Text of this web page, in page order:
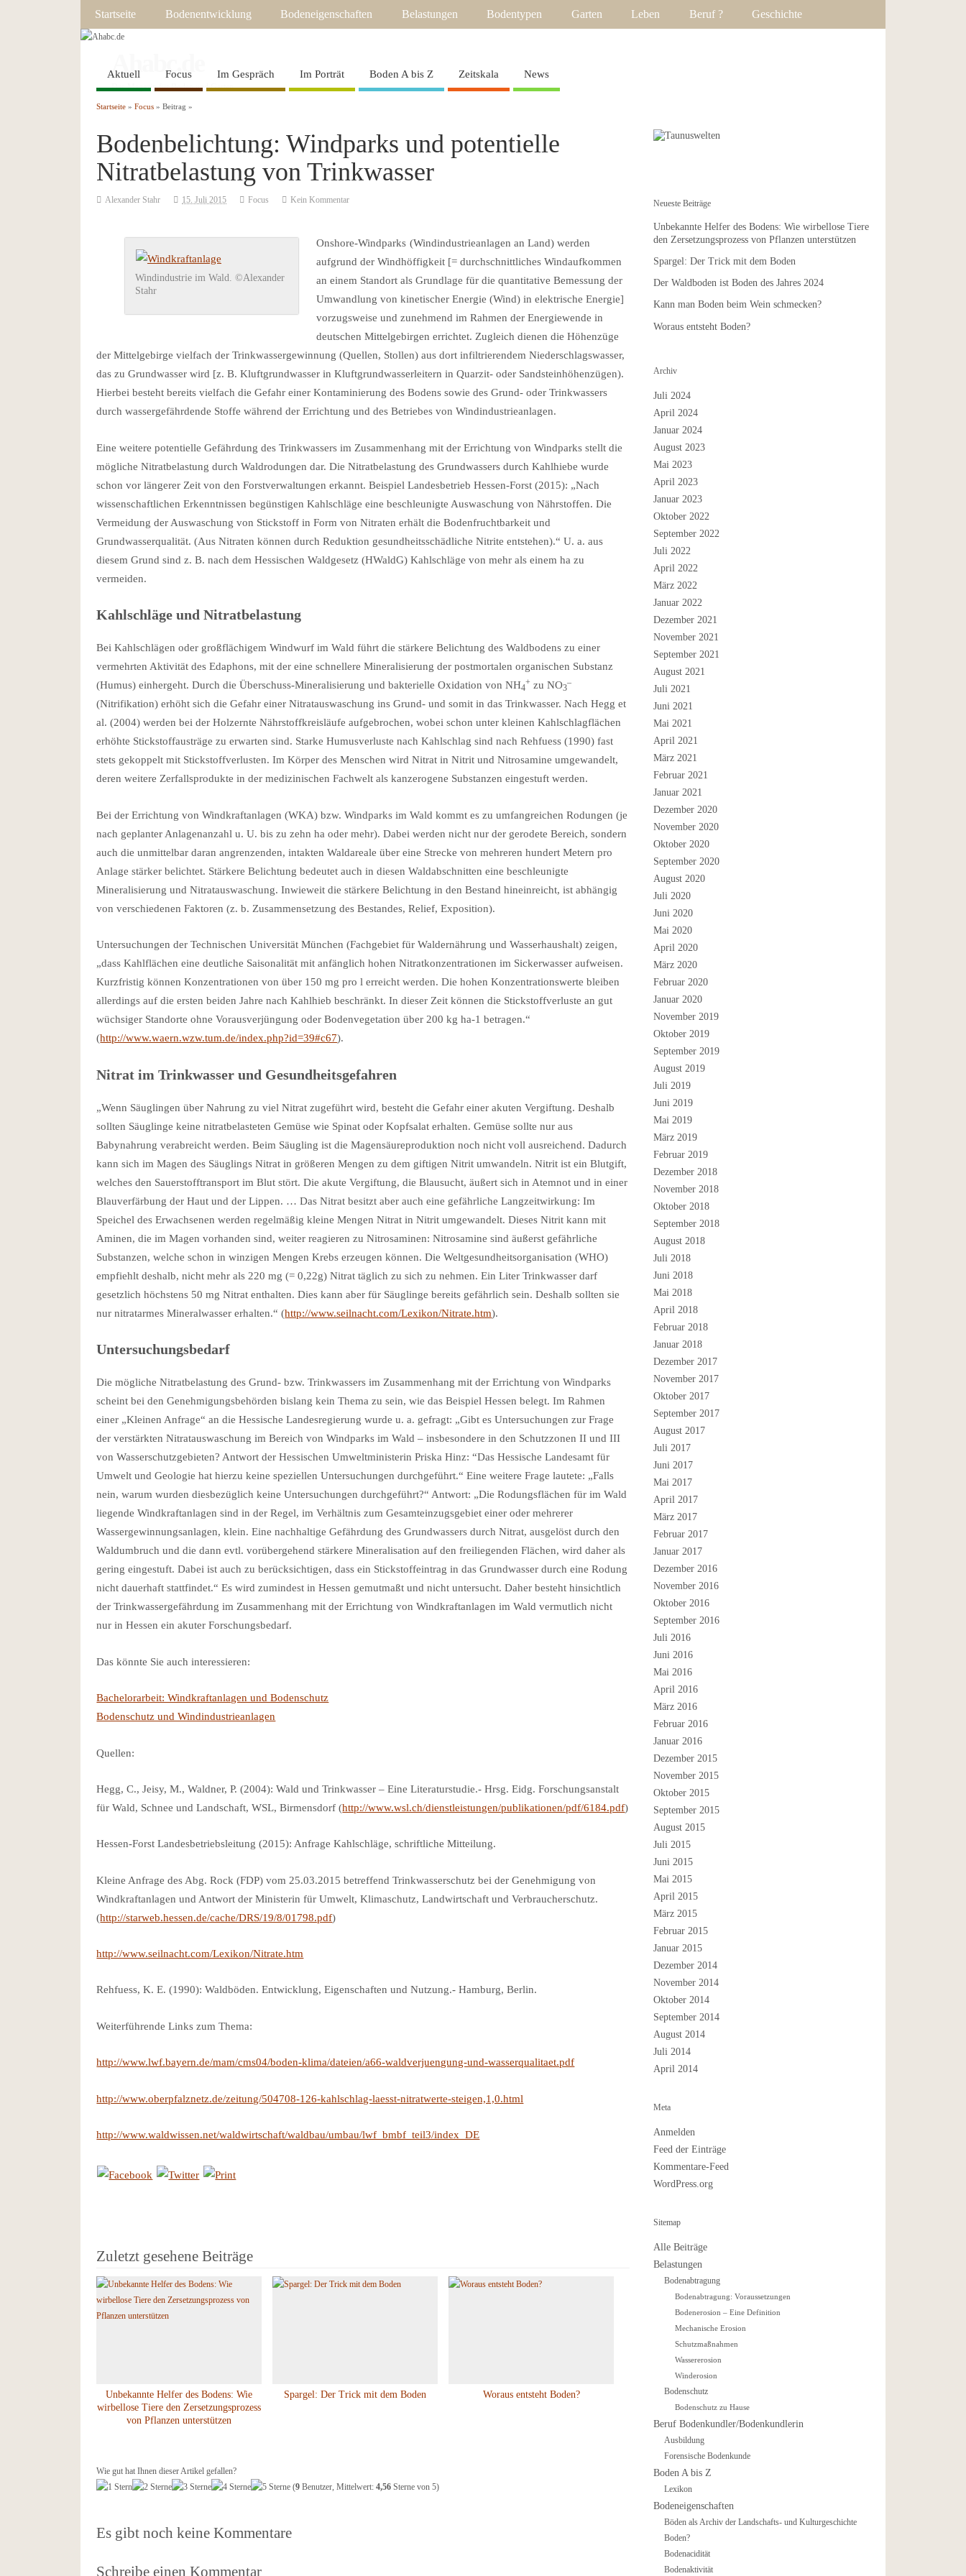
Startseite Bodenentwicklung Bodeneigenschaften Belastungen Bodentypen Garten Leben Beruf ? Geschichte
Ahabc.de
Das Magazin für Boden und Garten
Aktuell Focus Im Gespräch Im Porträt Boden A bis Z Zeitskala News
Startseite »Focus » Beitrag »
Bodenbelichtung: Windparks und potentielle
Nitratbelastung von Trinkwasser
Alexander Stahr 15. Juli 2015 Focus Kein Kommentar
Windindustrie im Wald. ©Alexander
Stahr
Onshore-Windparks (Windindustrieanlagen an Land) werden
aufgrund der Windhöffigkeit [= durchschnittliches Windaufkommen
an einem Standort als Grundlage für die quantitative Bemessung der
Umwandlung von kinetischer Energie (Wind) in elektrische Energie]
vorzugsweise und zunehmend im Rahmen der Energiewende in
deutschen Mittelgebirgen errichtet. Zugleich dienen die Höhenzüge
der Mittelgebirge vielfach der Trinkwassergewinnung (Quellen, Stollen) aus dort infiltrierendem Niederschlagswasser,
das zu Grundwasser wird [z. B. Kluftgrundwasser in Kluftgrundwasserleitern in Quarzit- oder Sandsteinhöhenzügen).
Hierbei besteht bereits vielfach die Gefahr einer Kontaminierung des Bodens sowie des Grund- oder Trinkwassers
durch wassergefährdende Stoffe während der Errichtung und des Betriebes von Windindustrieanlagen.
Eine weitere potentielle Gefährdung des Trinkwassers im Zusammenhang mit der Errichtung von Windparks stellt die
mögliche Nitratbelastung durch Waldrodungen dar. Die Nitratbelastung des Grundwassers durch Kahlhiebe wurde
schon vor längerer Zeit von den Forstverwaltungen erkannt. Beispiel Landesbetrieb Hessen-Forst (2015): „Nach
wissenschaftlichen Erkenntnissen begünstigen Kahlschläge eine beschleunigte Auswaschung von Nährstoffen. Die
Vermeidung der Auswaschung von Stickstoff in Form von Nitraten erhält die Bodenfruchtbarkeit und
Grundwasserqualität. (Aus Nitraten können durch Reduktion gesundheitsschädliche Nitrite entstehen).“ U. a. aus
diesem Grund sind z. B. nach dem Hessischen Waldgesetz (HWaldG) Kahlschläge von mehr als einem ha zu
vermeiden.
Kahlschläge und Nitratbelastung
Bei Kahlschlägen oder großflächigem Windwurf im Wald führt die stärkere Belichtung des Waldbodens zu einer
vermehrten Aktivität des Edaphons, mit der eine schnellere Mineralisierung der postmortalen organischen Substanz
(Humus) einhergeht. Durch die Überschuss-Mineralisierung und bakterielle Oxidation von NH4
+ zu NO3
–
(Nitrifikation) erhöht sich die Gefahr einer Nitratauswaschung ins Grund- und somit in das Trinkwasser. Nach Hegg et
al. (2004) werden bei der Holzernte Nährstoffkreisläufe aufgebrochen, wobei schon unter kleinen Kahlschlagflächen
erhöhte Stickstoffausträge zu erwarten sind. Starke Humusverluste nach Kahlschlag sind nach Rehfuess (1990) fast
stets gekoppelt mit Stickstoffverlusten. Im Körper des Menschen wird Nitrat in Nitrit und Nitrosamine umgewandelt,
deren weitere Zerfallsprodukte in der medizinischen Fachwelt als kanzerogene Substanzen eingestuft werden.
Bei der Errichtung von Windkraftanlagen (WKA) bzw. Windparks im Wald kommt es zu umfangreichen Rodungen (je
nach geplanter Anlagenanzahl u. U. bis zu zehn ha oder mehr). Dabei werden nicht nur der gerodete Bereich, sondern
auch die unmittelbar daran angrenzenden, intakten Waldareale über eine Strecke von mehreren hundert Metern pro
Anlage stärker belichtet. Stärkere Belichtung bedeutet auch in diesen Waldabschnitten eine beschleunigte
Mineralisierung und Nitratauswaschung. Inwieweit die stärkere Belichtung in den Bestand hineinreicht, ist abhängig
von verschiedenen Faktoren (z. b. Zusammensetzung des Bestandes, Relief, Exposition).
Untersuchungen der Technischen Universität München (Fachgebiet für Waldernährung und Wasserhaushalt) zeigen,
„dass Kahlflächen eine deutliche Saisonalität mit anfänglich hohen Nitratkonzentrationen im Sickerwasser aufweisen.
Kurzfristig können Konzentrationen von über 150 mg pro l erreicht werden. Die hohen Konzentrationswerte bleiben
allerdings auf die ersten beiden Jahre nach Kahlhieb beschränkt. In dieser Zeit können die Stickstoffverluste an gut
wüchsiger Standorte ohne Vorausverjüngung oder Bodenvegetation über 200 kg ha-1 betragen.“
(http://www.waern.wzw.tum.de/index.php?id=39#c67).
Nitrat im Trinkwasser und Gesundheitsgefahren
„Wenn Säuglingen über Nahrung zu viel Nitrat zugeführt wird, besteht die Gefahr einer akuten Vergiftung. Deshalb
sollten Säuglinge keine nitratbelasteten Gemüse wie Spinat oder Kopfsalat erhalten. Gemüse sollte nur aus
Babynahrung verabreicht werden. Beim Säugling ist die Magensäureproduktion noch nicht voll ausreichend. Dadurch
kann sich im Magen des Säuglings Nitrat in größeren Mengen zu dem giftigen Nitrit umwandeln. Nitrit ist ein Blutgift,
welches den Sauerstofftransport im Blut stört. Die akute Vergiftung, die Blausucht, äußert sich in Atemnot und in einer
Blauverfärbung der Haut und der Lippen. … Das Nitrat besitzt aber auch eine gefährliche Langzeitwirkung: Im
Speichel des Erwachsenen werden regelmäßig kleine Mengen Nitrat in Nitrit umgewandelt. Dieses Nitrit kann mit
Aminen, die im Magen vorhanden sind, weiter reagieren zu Nitrosaminen: Nitrosamine sind äußerst gefährliche
Substanzen, welche schon in winzigen Mengen Krebs erzeugen können. Die Weltgesundheitsorganisation (WHO)
empfiehlt deshalb, nicht mehr als 220 mg (= 0,22g) Nitrat täglich zu sich zu nehmen. Ein Liter Trinkwasser darf
gesetzlich höchstens 50 mg Nitrat enthalten. Dies kann aber für Säuglinge bereits gefährlich sein. Deshalb sollten sie
nur nitratarmes Mineralwasser erhalten.“ (http://www.seilnacht.com/Lexikon/Nitrate.htm).
Untersuchungsbedarf
Die mögliche Nitratbelastung des Grund- bzw. Trinkwassers im Zusammenhang mit der Errichtung von Windparks
scheint bei den Genehmigungsbehörden bislang kein Thema zu sein, wie das Beispiel Hessen belegt. Im Rahmen
einer „Kleinen Anfrage“ an die Hessische Landesregierung wurde u. a. gefragt: „Gibt es Untersuchungen zur Frage
der verstärkten Nitratauswaschung im Bereich von Windparks im Wald – insbesondere in den Schutzzonen II und III
von Wasserschutzgebieten? Antwort der Hessischen Umweltministerin Priska Hinz: “Das Hessische Landesamt für
Umwelt und Geologie hat hierzu keine speziellen Untersuchungen durchgeführt.“ Eine weitere Frage lautete: „Falls
nein, warum wurden diesbezüglich keine Untersuchungen durchgeführt?“ Antwort: „Die Rodungsflächen für im Wald
liegende Windkraftanlagen sind in der Regel, im Verhältnis zum Gesamteinzugsgebiet einer oder mehrerer
Wassergewinnungsanlagen, klein. Eine nachhaltige Gefährdung des Grundwassers durch Nitrat, ausgelöst durch den
Waldumbruch und die dann evtl. vorübergehend stärkere Mineralisation auf den freiliegenden Flächen, wird daher als
gering eingestuft. Dabei ist auch zu berücksichtigen, dass ein Stickstoffeintrag in das Grundwasser durch eine Rodung
nicht dauerhaft stattfindet.“ Es wird zumindest in Hessen gemutmaßt und nicht untersucht. Daher besteht hinsichtlich
der Trinkwassergefährdung im Zusammenhang mit der Errichtung von Windkraftanlagen im Wald vermutlich nicht
nur in Hessen ein akuter Forschungsbedarf.
Das könnte Sie auch interessieren:
Bachelorarbeit: Windkraftanlagen und Bodenschutz
Bodenschutz und Windindustrieanlagen
Quellen:
Hegg, C., Jeisy, M., Waldner, P. (2004): Wald und Trinkwasser – Eine Literaturstudie.- Hrsg. Eidg. Forschungsanstalt
für Wald, Schnee und Landschaft, WSL, Birmensdorf (http://www.wsl.ch/dienstleistungen/publikationen/pdf/6184.pdf)
Hessen-Forst Landesbetriebsleitung (2015): Anfrage Kahlschläge, schriftliche Mitteilung.
Kleine Anfrage des Abg. Rock (FDP) vom 25.03.2015 betreffend Trinkwasserschutz bei der Genehmigung von
Windkraftanlagen und Antwort der Ministerin für Umwelt, Klimaschutz, Landwirtschaft und Verbraucherschutz.
(http://starweb.hessen.de/cache/DRS/19/8/01798.pdf)
http://www.seilnacht.com/Lexikon/Nitrate.htm
Rehfuess, K. E. (1990): Waldböden. Entwicklung, Eigenschaften und Nutzung.- Hamburg, Berlin.
Weiterführende Links zum Thema:
http://www.lwf.bayern.de/mam/cms04/boden-klima/dateien/a66-waldverjuengung-und-wasserqualitaet.pdf
http://www.oberpfalznetz.de/zeitung/504708-126-kahlschlag-laesst-nitratwerte-steigen,1,0.html
http://www.waldwissen.net/waldwirtschaft/waldbau/umbau/lwf_bmbf_teil3/index_DE
Zuletzt gesehene Beiträge
Unbekannte Helfer des Bodens: Wie
wirbellose Tiere den Zersetzungsprozess
von Pflanzen unterstützen
Spargel: Der Trick mit dem Boden Woraus entsteht Boden?
Wie gut hat Ihnen dieser Artikel gefallen?
(9 Benutzer, Mittelwert:4,56 Sterne von 5)
Es gibt noch keine Kommentare
Schreibe einen Kommentar
Neueste Beiträge
Unbekannte Helfer des Bodens: Wie wirbellose Tiere
den Zersetzungsprozess von Pflanzen unterstützen
Spargel: Der Trick mit dem Boden
Der Waldboden ist Boden des Jahres 2024
Kann man Boden beim Wein schmecken?
Woraus entsteht Boden?
Archiv
Juli 2024
April 2024
Januar 2024
August 2023
Mai 2023
April 2023
Januar 2023
Oktober 2022
September 2022
Juli 2022
April 2022
März 2022
Januar 2022
Dezember 2021
November 2021
September 2021
August 2021
Juli 2021
Juni 2021
Mai 2021
April 2021
März 2021
Februar 2021
Januar 2021
Dezember 2020
November 2020
Oktober 2020
September 2020
August 2020
Juli 2020
Juni 2020
Mai 2020
April 2020
März 2020
Februar 2020
Januar 2020
November 2019
Oktober 2019
September 2019
August 2019
Juli 2019
Juni 2019
Mai 2019
März 2019
Februar 2019
Dezember 2018
November 2018
Oktober 2018
September 2018
August 2018
Juli 2018
Juni 2018
Mai 2018
April 2018
Februar 2018
Januar 2018
Dezember 2017
November 2017
Oktober 2017
September 2017
August 2017
Juli 2017
Juni 2017
Mai 2017
April 2017
März 2017
Februar 2017
Januar 2017
Dezember 2016
November 2016
Oktober 2016
September 2016
Juli 2016
Juni 2016
Mai 2016
April 2016
März 2016
Februar 2016
Januar 2016
Dezember 2015
November 2015
Oktober 2015
September 2015
August 2015
Juli 2015
Juni 2015
Mai 2015
April 2015
März 2015
Februar 2015
Januar 2015
Dezember 2014
November 2014
Oktober 2014
September 2014
August 2014
Juli 2014
April 2014
Meta
Anmelden
Feed der Einträge
Kommentare-Feed
WordPress.org
Sitemap
Alle Beiträge
Belastungen
Bodenabtragung
Bodenabtragung: Voraussetzungen
Bodenerosion – Eine Definition
Mechanische Erosion
Schutzmaßnahmen
Wassererosion
Winderosion
Bodenschutz
Bodenschutz zu Hause
Beruf Bodenkundler/Bodenkundlerin
Ausbildung
Forensische Bodenkunde
Boden A bis Z
Lexikon
Bodeneigenschaften
Böden als Archiv der Landschafts- und Kulturgeschichte
Boden?
Bodenacidität
Bodenaktivität